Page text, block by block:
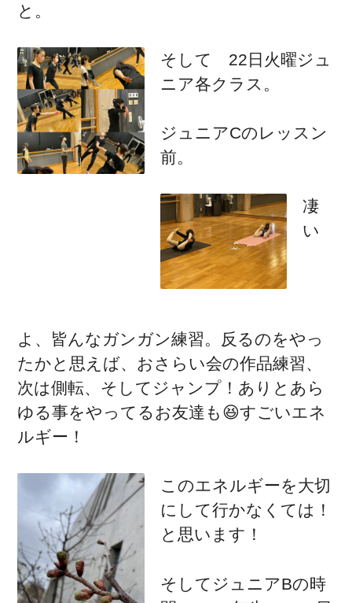
と。
そして 22日火曜ジュ
ニア各クラス。
ジュニアCのレッスン
前。
凄
い
よ、皆んなガンガン練習。反るのをやっ
たかと思えば、おさらい会の作品練習、
次は側転、そしてジャンプ！ありとあら
ゆる事をやってるお友達も😆すごいエネ
ルギー！
このエネルギーを大切
にして行かなくては！
と思います！
そしてジュニアBの時